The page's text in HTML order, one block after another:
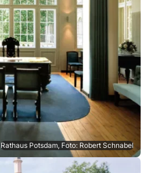
Rathaus Potsdam, Foto: Robert Schnabel